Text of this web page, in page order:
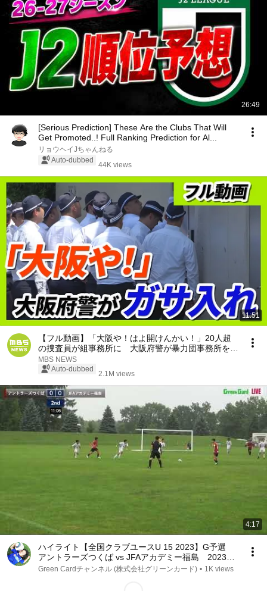
26:49
[Serious Prediction] These Are the Clubs That Will
Get Promoted..! Full Ranking Prediction for Al...
リョウヘイJちゃんねる
Auto-dubbed
44K views
11:51
【フル動画】「大阪や！はよ開けんかい！」20人超
の捜査員が組事務所に 大阪府警が暴力団事務所を家
宅捜索 特殊詐欺の被害金めぐり（2026年7月29日）
MBS NEWS
Auto-dubbed
2.1M views
4:17
ハイライト【全国クラブユースU 15 2023】G予選
アントラーズつくば vs JFAアカデミー福島 2023年
度 第38回日本クラブユースU 15サッカー選手権大会
Green Cardチャンネル (株式会社グリーンカード) • 1K views